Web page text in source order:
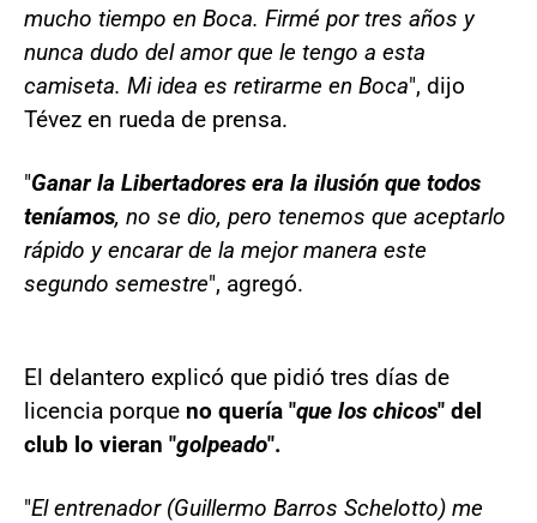
mucho tiempo en Boca. Firmé por tres años y
nunca dudo del amor que le tengo a esta
camiseta. Mi idea es retirarme en Boca", dijo
Tévez en rueda de prensa.
"Ganar la Libertadores era la ilusión que todos
teníamos, no se dio, pero tenemos que aceptarlo
rápido y encarar de la mejor manera este
segundo semestre", agregó.
El delantero explicó que pidió tres días de
licencia porque no quería "que los chicos" del
club lo vieran "golpeado".
"El entrenador (Guillermo Barros Schelotto) me